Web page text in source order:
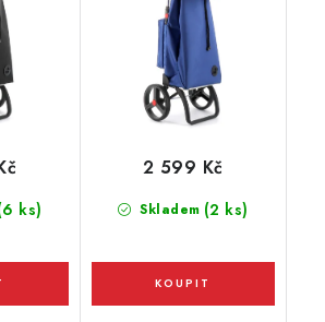
ks) Skladem (2 ks)
2 599 Kč